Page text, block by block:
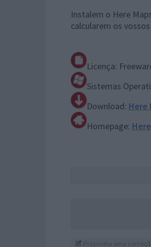
Instalem o Here
calcularem os
Licença:
Sistemas
Download: Here
Homepage: